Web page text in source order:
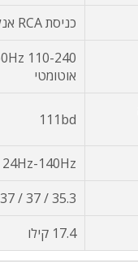
כניסת RCA אנלוגית
אוטומטי
111bd
24Hz-140Hz
35.3 / 37 / 37
17.4 קילו